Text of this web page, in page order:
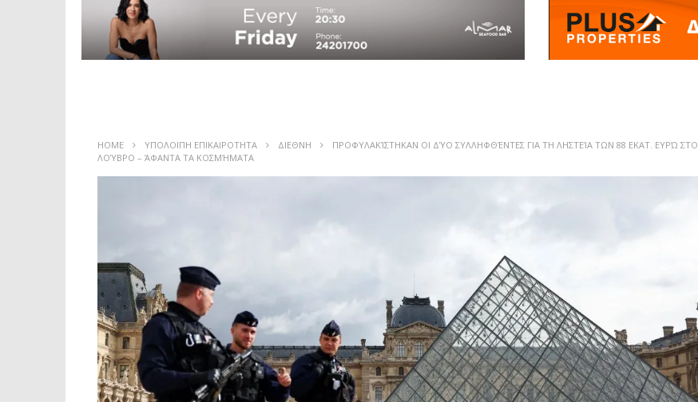
HOME ΥΠΟΛΟΙΠΗ ΕΠΙΚΑΙΡΟΤΗΤΑ ΔΙΕΘΝΗ
ΠΡΟΦΥΛΑΚΊΣΤΗΚΑΝ ΟΙ ΔΎΟ ΣΥΛΛΗΦΘΈΝΤΕΣ ΓΙΑ ΤΗ ΛΗΣΤΕΊΑ ΤΩΝ 88 ΕΚΑΤ. ΕΥΡΏ ΣΤΟ
ΛΟΎΒΡΟ – ΆΦΑΝΤΑ ΤΑ ΚΟΣΜΉΜΑΤΑ